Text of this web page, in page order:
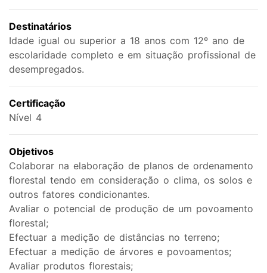
Destinatários
Idade igual ou superior a 18 anos com 12º ano de
escolaridade completo e em situação profissional de
desempregados.
Certificação
Nível 4
Objetivos
Colaborar na elaboração de planos de ordenamento
florestal tendo em consideração o clima, os solos e
outros fatores condicionantes.
Avaliar o potencial de produção de um povoamento
florestal;
Efectuar a medição de distâncias no terreno;
Efectuar a medição de árvores e povoamentos;
Avaliar produtos florestais;